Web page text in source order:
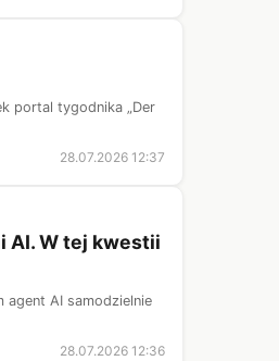
portal tygodnika „Der
28.07.2026 12:37
AI. W tej kwestii
agent AI samodzielnie
28.07.2026 12:36